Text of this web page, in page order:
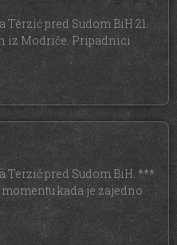
pred Sudom BiH 21.
iz Modriče. Pripadnici
Terzić pred Sudom BiH. ***
momentu kada je zajedno